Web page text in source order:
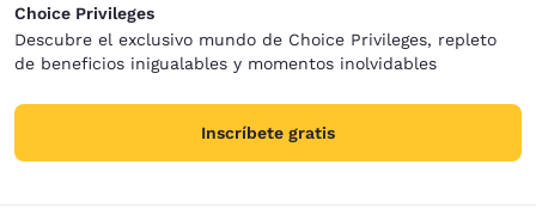
Choice Privileges
Descubre el exclusivo mundo de Choice Privileges, repleto
de beneficios inigualables y momentos inolvidables
Inscríbete gratis